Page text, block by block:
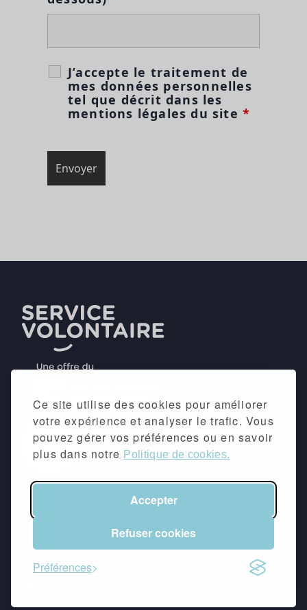
Ce site utilise des cookies pour améliorer
votre expérience et analyser le trafic. Vous
pouvez gérer vos préférences ou en savoir
plus dans notre Politique de cookies.
Accepter
Refuser cookies
Préférences
J’accepte le traitement de
mes données personnelles
tel que décrit dans les
mentions légales du site *
Mentions légales&Politique de
confidentialité
suivez-nous